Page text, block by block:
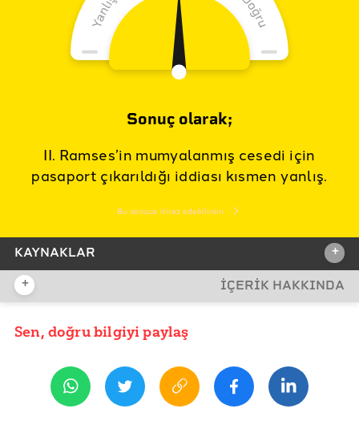
Sonuç olarak;
II. Ramses’in mumyalanmış cesedi için
pasaport çıkarıldığı iddiası kısmen yanlış.
Bu sonuca itiraz edebilirsin
KAYNAKLAR +
İDDİA KAYNAĞI
İddia Kaynağı
REFERANSLAR
Heritagedaily- The passport of Ramesses II
+ İÇERİK HAKKINDA
YAYIN TARİHİ
Sen, doğru bilgiyi paylaş